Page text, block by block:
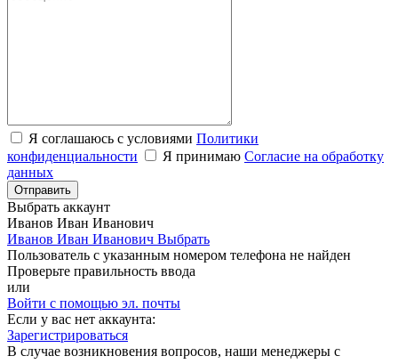
Я соглашаюсь с условиями Политики
конфиденциальности
Я принимаю Согласие на обработку
данных
Выбрать аккаунт
Иванов Иван Иванович
Иванов Иван Иванович Выбрать
Пользователь с указанным номером телефона не найден
Проверьте правильность ввода
или
Войти с помощью эл. почты
Если у вас нет аккаунта:
Зарегистрироваться
В случае возникновения вопросов, наши менеджеры с